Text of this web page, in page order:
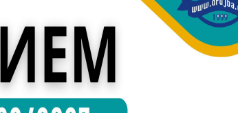
firSTep 2026 в ЧСУ „ДРУЖБА“ – София